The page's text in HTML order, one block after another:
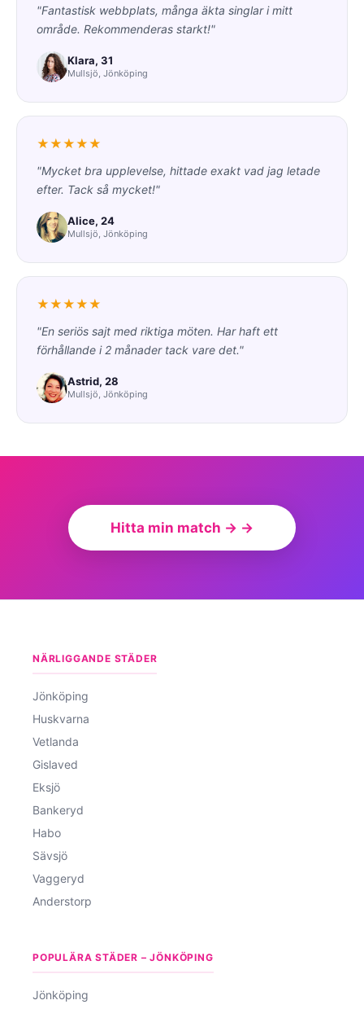
"Fantastisk webbplats, många äkta singlar i mitt
område. Rekommenderas starkt!"
Klara, 31
Mullsjö, Jönköping
★★★★★
"Mycket bra upplevelse, hittade exakt vad jag letade
efter. Tack så mycket!"
Alice, 24
Mullsjö, Jönköping
★★★★★
"En seriös sajt med riktiga möten. Har haft ett
förhållande i 2 månader tack vare det."
Astrid, 28
Mullsjö, Jönköping
Hitta min match → →
NÄRLIGGANDE STÄDER
Jönköping
Huskvarna
Vetlanda
Gislaved
Eksjö
Bankeryd
Habo
Sävsjö
Vaggeryd
Anderstorp
POPULÄRA STÄDER – JÖNKÖPING
Jönköping